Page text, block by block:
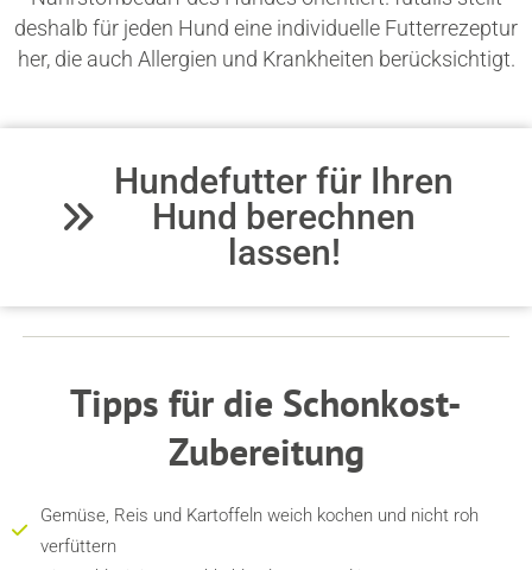
deshalb für jeden Hund eine individuelle Futterrezeptur
her, die auch Allergien und Krankheiten berücksichtigt.
Hundefutter für Ihren
Hund berechnen
lassen!
Tipps für die Schonkost-
Zubereitung
Gemüse, Reis und Kartoffeln weich kochen und nicht roh
verfüttern